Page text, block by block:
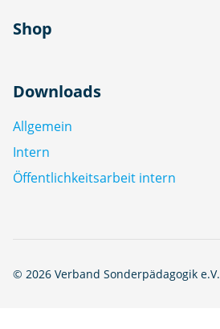
Shop
Downloads
Allgemein
Intern
Öffentlichkeitsarbeit intern
© 2026 Verband Sonderpädagogik e.V.